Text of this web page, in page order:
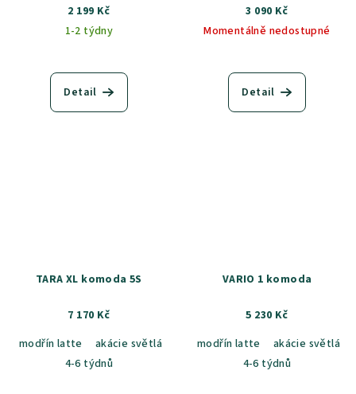
2 199 Kč
1-2 týdny
Detail
3 090 Kč
Momentálně nedostupné
Detail
TARA XL komoda 5S
7 170 Kč
modřín latte
akácie světlá jasan šedý dub sametový
dub
4-6 týdnů
VARIO 1 komoda
5 230 Kč
modřín latte
akácie světlá
4-6 týdnů